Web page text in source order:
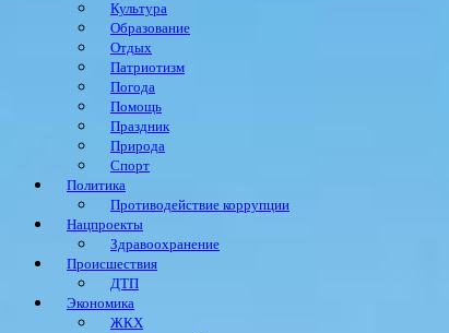
Культура
Образование
Отдых
Патриотизм
Погода
Помощь
Праздник
Природа
Спорт
Политика
Противодействие коррупции
Нацпроекты
Здравоохранение
Происшествия
ДТП
Экономика
ЖКХ